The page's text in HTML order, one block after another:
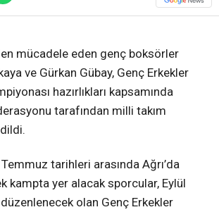
mücadele eden genç boksörler
ve Gürkan Gübay, Genç Erkekler
hazırlıkları kapsamında
tarafından milli takım
tarihleri arasında Ağrı’da
kampta yer alacak sporcular, Eylül
düzenlenecek olan Genç Erkekler